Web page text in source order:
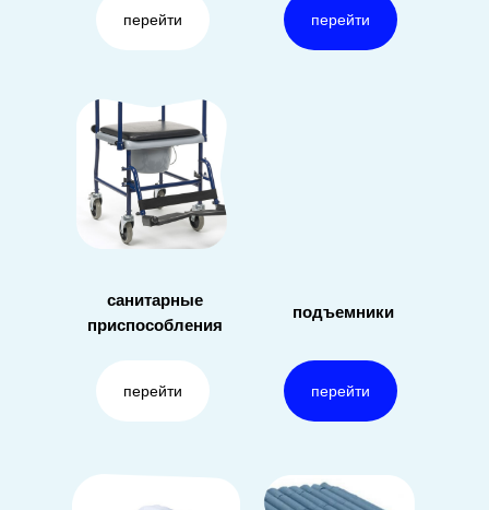
перейти перейти
санитарные
приспособления
перейти
подъемники
перейти